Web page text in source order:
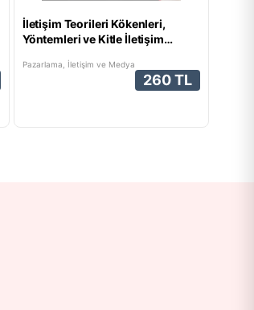
İletişim Teorileri Kökenleri,
Yöntemleri ve Kitle İletişim
Pazarlama, İletişim ve Medya
260 TL